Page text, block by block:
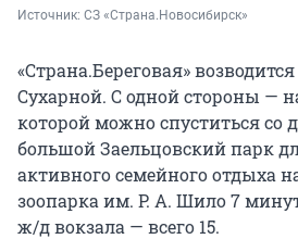
Источник: СЗ «Страна.Новосибирск»
«Страна.Береговая»
Сухарной. С одной стороны —
которой можно спуститься со
большой Заельцовский парк
активного семейного отдыха
зоопарка им. Р. А. Шило 7
ж/д вокзала — всего 15.